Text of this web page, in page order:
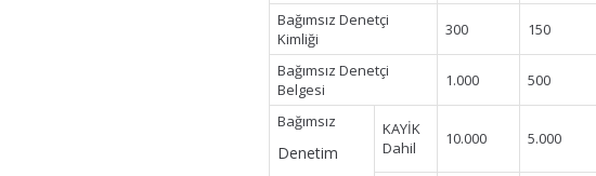
Bağımsız Denetçi
Kimliği
300 150
Bağımsız Denetçi
Belgesi
1.000 500
Bağımsız
Denetim
KAYİK
Dahil
10.000 5.000